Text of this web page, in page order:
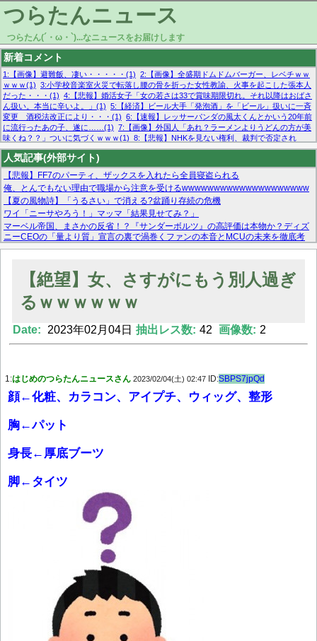
つらたんニュース
つらたん(´・ω・`)...なニュースをお届けします
新着コメント
1:【画像】避難飯、凄い・・・・・(1) 2:【画像】全盛期ドムドムバーガー、レベチｗｗ
ｗｗｗ(1) 3:小学校音楽室火災で転落し腰の骨を折った女性教諭、火事を起こした張本人
だった・・・(1) 4:【悲報】婚活女子「女の若さは33で賞味期限切れ。それ以降はおばさ
ん扱い。本当に辛いよ。」(1) 5:【経済】ビール大手「発泡酒」を「ビール」扱いに一斉
変更 酒税法改正により・・・(1) 6:【速報】レッサーパンダの風太くんとかいう20年前
に流行ったあの子、遂に……(1) 7:【画像】外国人「あれ？ラーメンよりうどんの方が美
味くね？？」ついに気づくｗｗｗ(1) 8:【悲報】NHKを見ない権利、裁判で否定され
る・・・(1) 9:欧州委員長「原発縮小は間違いでした」(1) 10:【悲報】日本企業の人手不
足、限界突破 52%「正社員も足りてません…」(1)
人気記事(外部サイト)
【悲報】FF7のパーティ、ザックスを入れたら全員寝盗られる
俺、とんでもない理由で職場から注意を受けるwwwwwwwwwwwwwwwwwwww
【夏の風物詩】「うるさい」で消える?盆踊り存続の危機
ワイ「ニーサやろう！」マッマ「結果見せてみ？」
マーベル帝国、まさかの反省！？『サンダーボルツ』の高評価は本物か？ディズ
ニーCEOの「量より質」宣言の裏で渦巻くファンの本音とMCUの未来を徹底考
察！
【画像あり】FacebookとかTwitterで拾ったエロ画像貼ってくよ
【絶望】女、さすがにもう別人過ぎ
るｗｗｗｗｗｗ
Date: 2023年02月04日 抽出レス数: 42 画像数: 2
1:はじめのつらたんニュースさん 2023/02/04(土) 02:47 ID:SBPS7jpQd
顔←化粧、カラコン、アイプチ、ウィッグ、整形
胸←パット
身長←厚底ブーツ
脚←タイツ